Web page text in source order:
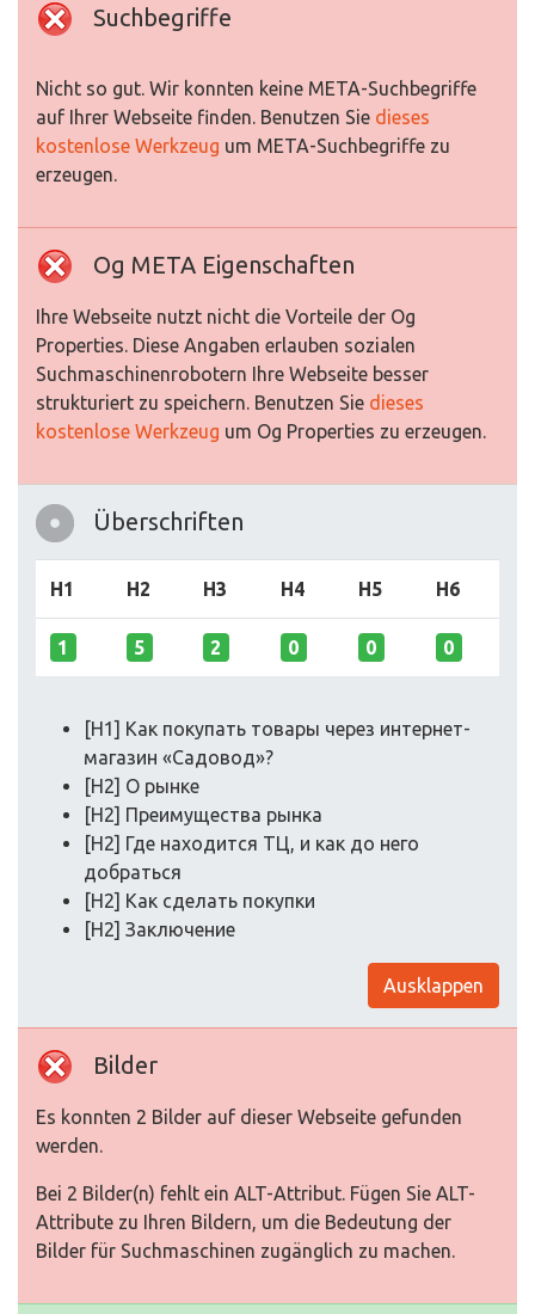
Suchbegriffe
Nicht so gut. Wir konnten keine META-Suchbegriffe
auf Ihrer Webseite finden. Benutzen Sie dieses
kostenlose Werkzeug um META-Suchbegriffe zu
erzeugen.
Og META Eigenschaften
Ihre Webseite nutzt nicht die Vorteile der Og
Properties. Diese Angaben erlauben sozialen
Suchmaschinenrobotern Ihre Webseite besser
strukturiert zu speichern. Benutzen Sie dieses
kostenlose Werkzeug um Og Properties zu erzeugen.
Überschriften
H1 H2 H3 H4 H5 H6
1 5 2 0 0 0
[H1] Как покупать товары через интернет-
магазин «Садовод»?
[H2] О рынке
[H2] Преимущества рынка
[H2] Где находится ТЦ, и как до него
добраться
[H2] Как сделать покупки
[H2] Заключение
Ausklappen
Bilder
Es konnten 2 Bilder auf dieser Webseite gefunden
werden.
Bei 2 Bilder(n) fehlt ein ALT-Attribut. Fügen Sie ALT-
Attribute zu Ihren Bildern, um die Bedeutung der
Bilder für Suchmaschinen zugänglich zu machen.